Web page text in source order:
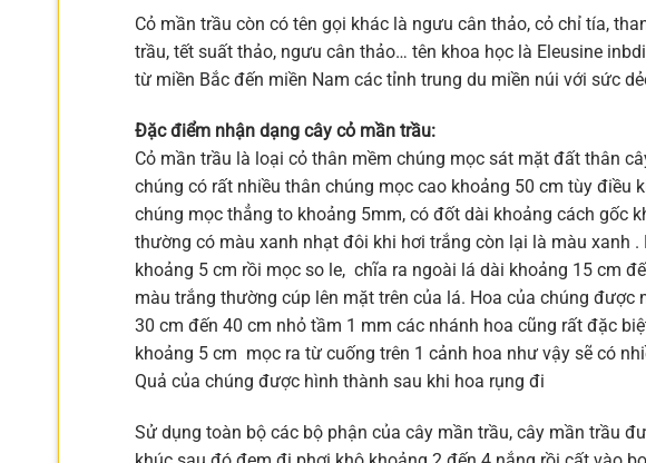
Cỏ mần trầu còn có tên gọi khác là ngưu cân thảo, cỏ chỉ tía,
trầu, tết suất thảo, ngưu cân thảo… tên khoa học là Eleusine
từ miền Bắc đến miền Nam các tỉnh trung du miền núi với sức
Đặc điểm nhận dạng cây cỏ mần trầu:
Cỏ mần trầu là loại cỏ thân mềm chúng mọc sát mặt đất thân
chúng có rất nhiều thân chúng mọc cao khoảng 50 cm tùy điều
chúng mọc thẳng to khoảng 5mm, có đốt dài khoảng cách gốc
thường có màu xanh nhạt đôi khi hơi trắng còn lại là màu xanh
khoảng 5 cm rồi mọc so le, chĩa ra ngoài lá dài khoảng 15 cm
màu trắng thường cúp lên mặt trên của lá. Hoa của chúng
30 cm đến 40 cm nhỏ tầm 1 mm các nhánh hoa cũng rất đặc
khoảng 5 cm mọc ra từ cuống trên 1 cảnh hoa như vậy sẽ có
Quả của chúng được hình thành sau khi hoa rụng đi
Sử dụng toàn bộ các bộ phận của cây mần trầu, cây mần trầu